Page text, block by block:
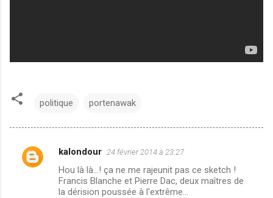
politique portenawak
C
kalondour 24 février 2014 à 23:27
Hou là là...! ça ne me rajeunit pas ce sketch !
Francis Blanche et Pierre Dac, deux maîtres de
la dérision poussée à l'extrême...